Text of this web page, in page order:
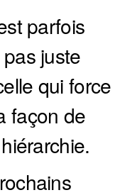
parfois
juste
qui force
façon de